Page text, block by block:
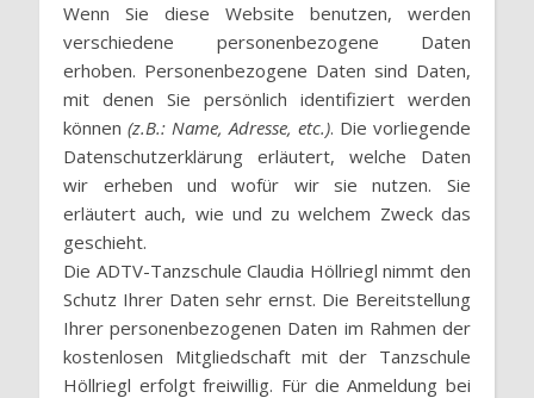
Wenn Sie diese Website benutzen, werden
verschiedene personenbezogene Daten
erhoben. Personenbezogene Daten sind Daten,
mit denen Sie persönlich identifiziert werden
können(z.B.: Name, Adresse, etc.). Die vorliegende
Datenschutzerklärung erläutert, welche Daten
wir erheben und wofür wir sie nutzen. Sie
erläutert auch, wie und zu welchem Zweck das
geschieht.
Die ADTV-Tanzschule Claudia Höllriegl nimmt den
Schutz Ihrer Daten sehr ernst. Die Bereitstellung
Ihrer personenbezogenen Daten im Rahmen der
kostenlosen Mitgliedschaft mit der Tanzschule
Höllriegl erfolgt freiwillig. Für die Anmeldung bei